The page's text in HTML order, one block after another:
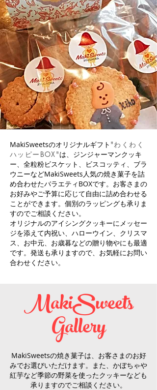
MakiSweetsのオリジナルギフト "わくわく
ハッピー BOX"は、ジンジャーマンクッキ
ー、全粒粉ビスケット、ビスコッティ、ブラ
ウニーなどMakiSweets人気の焼き菓子を詰
め合わせたバラエティBOXです。お客さまの
お好みやご予算に応じて自由に詰め合わせる
ことができます。個別のラッピングも承りま
すのでご相談ください。
オリジナルのアイシングクッキーにメッセー
ジを添えて内祝い、ハローウイン、クリスマ
ス、お中元、お歳暮などの贈り物やにも最適
です。発送も承りますので、お気軽にお問い
合わせください。
MakiSweets
Gallery
MakiSweetsの焼き菓子は、お客さまのお好
みでお選びいただけます。また、 かぼちゃや
紅芋など季節の野菜を使ったクッキーなども
承りますのでご相談ください。